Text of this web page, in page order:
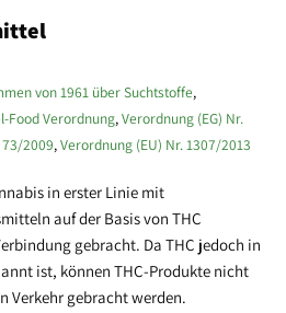
von 1961 über Suchtstoffe,
Food Verordnung,Verordnung (EG) Nr.
73/2009,Verordnung (EU) Nr. 1307/2013
in erster Linie mit
auf der Basis von THC
gebracht. Da THC jedoch in
ist, können THC-Produkte nicht
Verkehr gebracht werden.